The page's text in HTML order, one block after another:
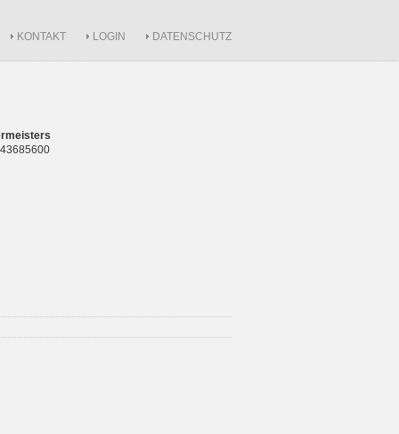
KONTAKT LOGIN DATENSCHUTZ